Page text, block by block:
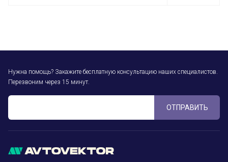
Нужна помощь? Закажите бесплатную консультацию наших специалистов.
Перезвоним через 15 минут.
ОТПРАВИТЬ